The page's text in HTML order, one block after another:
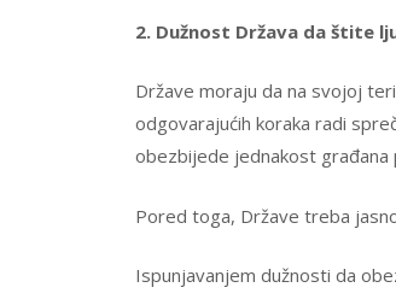
2. Dužnost Država da štite
Države moraju da na svojoj
odgovarajućih koraka radi
obezbijede jednakost građana
Pored toga, Države treba
Ispunjavanjem dužnosti da